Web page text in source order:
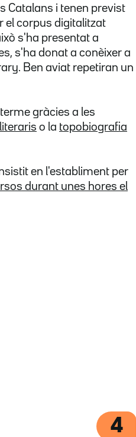
Catalans i tenen previst
el corpus digitalitzat
s'ha presentat a
s'ha donat a conèixer a
Ben aviat repetiran un
gràcies a les
o la topobiografia
en l'establiment per
durant unes hores el
4